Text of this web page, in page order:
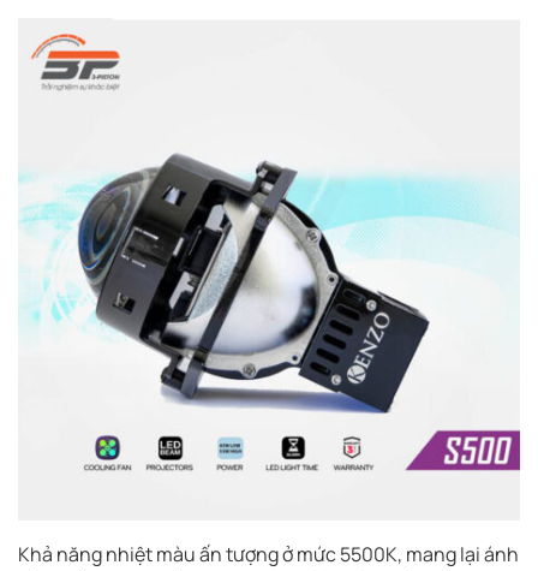
Khả năng nhiệt màu ấn tượng ở mức 5500K, mang lại ánh